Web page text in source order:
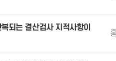
되는 결산검사 지적사항이